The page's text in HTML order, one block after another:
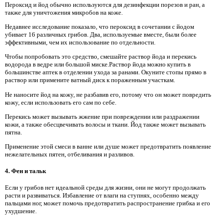
Пероксид и йод обычно используются для дезинфекции порезов и ран, а
также для уничтожения микробов на коже.
Недавнее исследование показало, что пероксид в сочетании с йодом
убивает 16 различных грибов. Два, используемые вместе, были более
эффективными, чем их использование по отдельности.
Чтобы попробовать это средство, смешайте раствор йода и перекись
водорода в ведре или большой миске.Раствор йода можно купить в
большинстве аптек в отделении ухода за ранами. Окуните стопы прямо в
раствор или примените ватный диск к пораженным участкам.
Не наносите йод на кожу, не разбавив его, потому что он может повредить
кожу, если использовать его сам по себе.
Перекись может вызывать жжение при повреждении или раздражении
кожи, а также обесцвечивать волосы и ткани. Йод также может вызывать
пятна.
Применение этой смеси в ванне или душе может предотвратить появление
нежелательных пятен, отбеливания и разливов.
4. Фен и тальк
Если у грибов нет идеальной среды для жизни, они не могут продолжать
расти и развиваться. Избавление от влаги на ступнях, особенно между
пальцами ног, может помочь предотвратить распространение грибка и его
ухудшение.